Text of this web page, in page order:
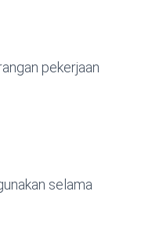
pekerjaan
selama